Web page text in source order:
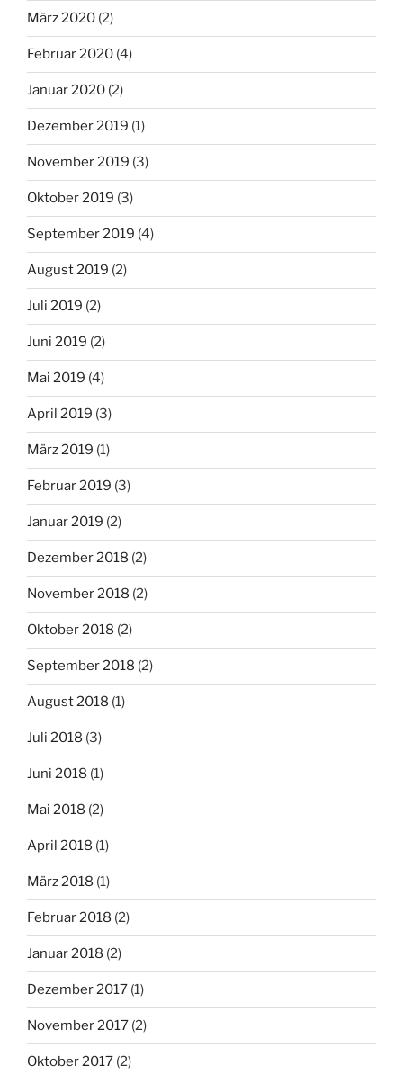
März 2020 (2)
Februar 2020 (4)
Januar 2020 (2)
Dezember 2019 (1)
November 2019 (3)
Oktober 2019 (3)
September 2019 (4)
August 2019 (2)
Juli 2019 (2)
Juni 2019 (2)
Mai 2019 (4)
April 2019 (3)
März 2019 (1)
Februar 2019 (3)
Januar 2019 (2)
Dezember 2018 (2)
November 2018 (2)
Oktober 2018 (2)
September 2018 (2)
August 2018 (1)
Juli 2018 (3)
Juni 2018 (1)
Mai 2018 (2)
April 2018 (1)
März 2018 (1)
Februar 2018 (2)
Januar 2018 (2)
Dezember 2017 (1)
November 2017 (2)
Oktober 2017 (2)